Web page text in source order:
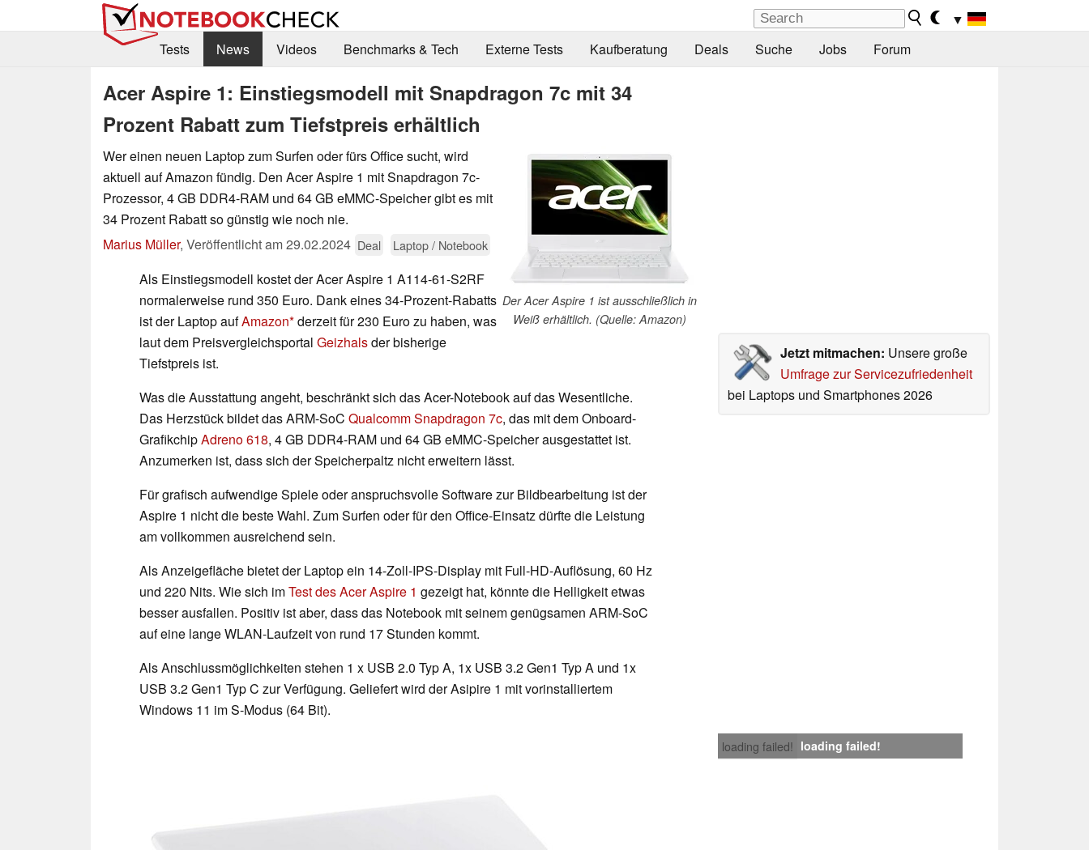
▼
Tests
News Videos Benchmarks & Tech Externe Tests Kaufberatung Deals Suche Jobs Forum
Acer Aspire 1: Einstiegsmodell mit Snapdragon 7c mit 34
Prozent Rabatt zum Tiefstpreis erhältlich
Der Acer Aspire 1 ist ausschließlich in
Weiß erhältlich. (Quelle: Amazon)
Wer einen neuen Laptop zum Surfen oder fürs Office sucht, wird
aktuell auf Amazon fündig. Den Acer Aspire 1 mit Snapdragon 7c-
Prozessor, 4 GB DDR4-RAM und 64 GB eMMC-Speicher gibt es mit
34 Prozent Rabatt so günstig wie noch nie.
Marius Müller, Veröffentlicht am29.02.2024 Deal Laptop / Notebook
Jetzt mitmachen: Unsere große
Umfrage zur Servicezufriedenheit
bei Laptops und Smartphones 2026
Als Einstiegsmodell kostet der Acer Aspire 1 A114-61-S2RF
normalerweise rund 350 Euro. Dank eines 34-Prozent-Rabatts
ist der Laptop aufAmazon derzeit für 230 Euro zu haben, was
laut dem Preisvergleichsportal Geizhalsder bisherige
Tiefstpreis ist.
Was die Ausstattung angeht, beschränkt sich das Acer-Notebook auf das Wesentliche.
Das Herzstück bildet das ARM-SoC Qualcomm Snapdragon 7c, das mit dem Onboard-
GrafikchipAdreno 618, 4 GB DDR4-RAM und 64 GB eMMC-Speicher ausgestattet ist.
Anzumerken ist, dass sich der Speicherpaltz nicht erweitern lässt.
Für grafisch aufwendige Spiele oder anspruchsvolle Software zur Bildbearbeitung ist der
Aspire 1 nicht die beste Wahl. Zum Surfen oder für den Office-Einsatz dürfte die Leistung
am vollkommen ausreichend sein.
Als Anzeigefläche bietet der Laptop ein 14-Zoll-IPS-Display mit Full-HD-Auflösung, 60 Hz
und 220 Nits. Wie sich imTest des Acer Aspire 1 gezeigt hat, könnte die Helligkeit etwas
besser ausfallen. Positiv ist aber, dass das Notebook mit seinem genügsamen ARM-SoC
auf eine lange WLAN-Laufzeit von rund 17 Stunden kommt.
Als Anschlussmöglichkeiten stehen 1 x USB 2.0 Typ A, 1x USB 3.2 Gen1 Typ A und 1x
USB 3.2 Gen1 Typ C zur Verfügung. Geliefert wird der Asipire 1 mit vorinstalliertem
Windows 11 im S-Modus (64 Bit).
loading failed! loading failed!